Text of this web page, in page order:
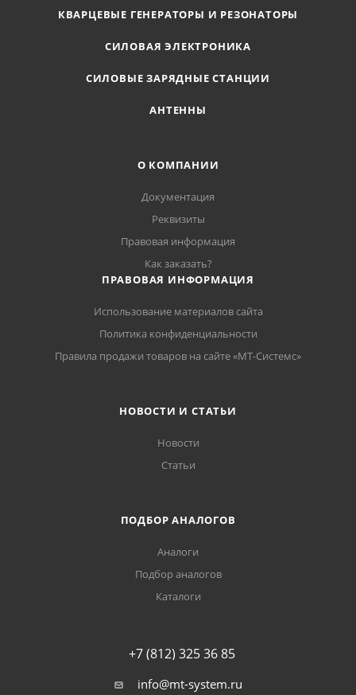
КВАРЦЕВЫЕ ГЕНЕРАТОРЫ И РЕЗОНАТОРЫ
СИЛОВАЯ ЭЛЕКТРОНИКА
СИЛОВЫЕ ЗАРЯДНЫЕ СТАНЦИИ
АНТЕННЫ
О КОМПАНИИ
Документация
Реквизиты
Правовая информация
Как заказать?
ПРАВОВАЯ ИНФОРМАЦИЯ
Использование материалов сайта
Политика конфиденциальности
Правила продажи товаров на сайте «МТ-Системс»
НОВОСТИ И СТАТЬИ
Новости
Статьи
ПОДБОР АНАЛОГОВ
Аналоги
Подбор аналогов
Каталоги
+7 (812) 325 36 85
info@mt-system.ru